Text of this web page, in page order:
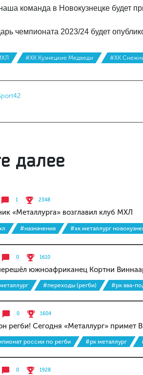
команда в Новокузнецке будет
чемпионата 2023/24 будет
#ХК Кузнецкие Медведи #ХК
далее
1 2348
«Металлурга» возглавил клуб МХЛ
#назначения #хк металлург
0 1610
южноафриканец Кортни
#переходы (регби) #рк вва-
0 1604
регби! Сегодня «Металлург» примет
россии по регби #рк металлург
0 1928